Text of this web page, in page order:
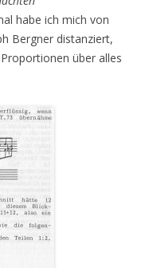
habe ich mich von
Bergner distanziert,
über alles